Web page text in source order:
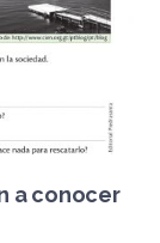
a conocer